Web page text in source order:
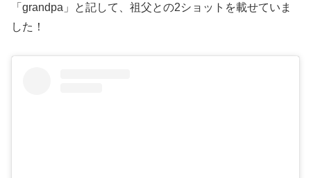
「grandpa」と記して、祖父との2ショットを載せていま
した！